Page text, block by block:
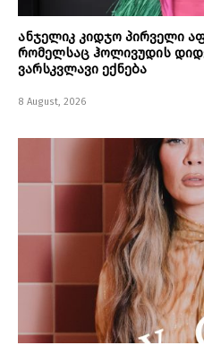
ანჯელიკ კიდჯო პირველი
რომელსაც ჰოლივუდის
ვარსკვლავი ექნება
8 August, 2026